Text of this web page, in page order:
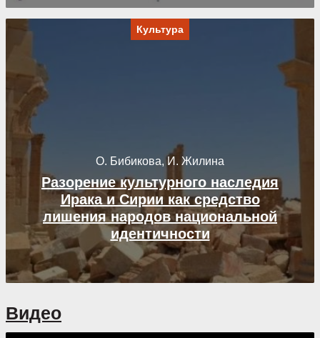
Культура
О. Бибикова, И. Жилина
Разорение культурного наследия
Ирака и Сирии как средство
лишения народов национальной
идентичности
Видео